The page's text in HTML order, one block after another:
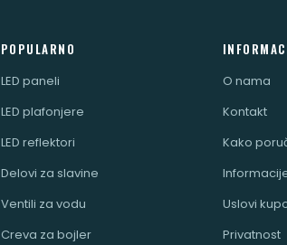
POPULARNO
LED paneli
LED plafonjere
LED reflektori
Delovi za slavine
Ventili za vodu
Creva za bojler
O nama
Kontakt
Kako
Uslovi
Privatnost